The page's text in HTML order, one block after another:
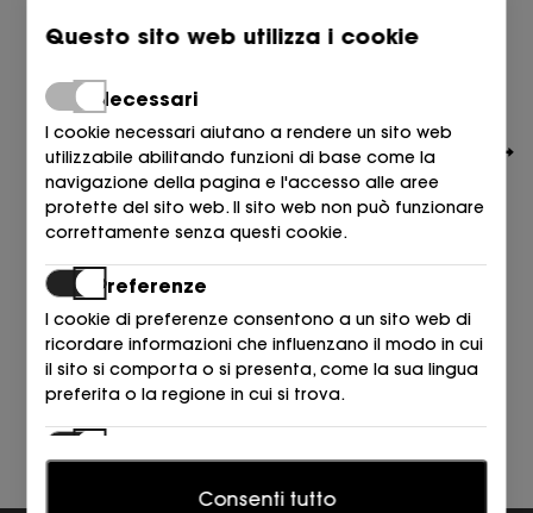
ARMANI EXCHANGE
160,00€
Questo sito web utilizza i cookie
Necessari
I cookie necessari aiutano a rendere un sito web
utilizzabile abilitando funzioni di base come la
navigazione della pagina e l'accesso alle aree
protette del sito web. Il sito web non può funzionare
correttamente senza questi cookie.
Preferenze
I cookie di preferenze consentono a un sito web di
ricordare informazioni che influenzano il modo in cui
il sito si comporta o si presenta, come la sua lingua
preferita o la regione in cui si trova.
capire come i visitatori interagiscono con i siti
Consenti tutto